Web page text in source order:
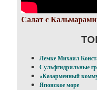
Салат с Кальмарами
Лемке Михаил
Сульфгидрильные
«Казарменный
Японское море